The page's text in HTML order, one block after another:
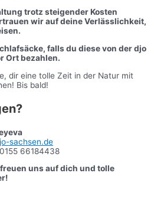
trotz steigender Kosten
wir auf deine Verlässlichkeit,
falls du diese von der djo
Ort bezahlen.
dir eine tolle Zeit in der Natur mit
Bis bald!
sachsen.de
66184438
uns auf dich und tolle